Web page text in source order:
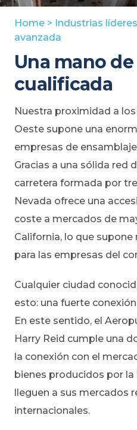
Home > Industrias líderes
avanzada
Una mano
cualificada
Nuestra proximidad a
Oeste supone una
empresas de
Gracias a una sólida red
carretera formada por
Nevada ofrece una
coste a mercados de
California, lo que
para las empresas del
Cualquier ciudad
esto: una fuerte
En este sentido, el
Harry Reid cumple una
la conexión con el
bienes producidos por
lleguen a sus mercados
internacionales.